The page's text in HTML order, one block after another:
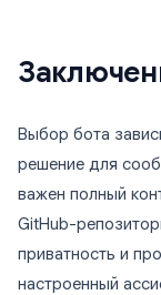
Выбор бота
решение для
важен полный
GitHub-
приватность и
настроенный